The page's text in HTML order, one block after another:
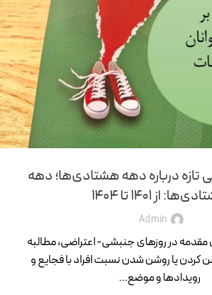
تازه درباره دهه هشتادی‌ها؛ دهه
از 1401 تا 1404
Admin
در روزهای جنبشی- اعتراضی، مطالبه
کردن یا روشن شدن نسبت افراد با فجایع و
رویدادها و موضع...